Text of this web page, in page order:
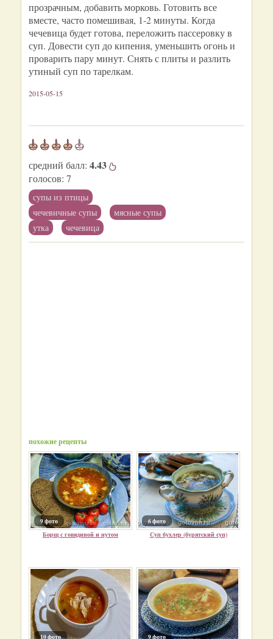
прозрачным, добавить морковь. Готовить все
вместе, часто помешивая, 1-2 минуты. Когда
чечевица будет готова, переложить пассеровку в
суп. Довести суп до кипения, уменьшить огонь и
проварить пару минут. Снять с плиты и разлить
утиный суп по тарелкам.
2015-05-15
средний балл: 4.43
голосов: 7
супы из птицы
чечевичные супы
мясные супы
утка
чечевица
похожие рецепты
9 фото
Борщ с говядиной и нутом
6 фото
Суп бухлер (бурятский суп)
10 фото
9 фото